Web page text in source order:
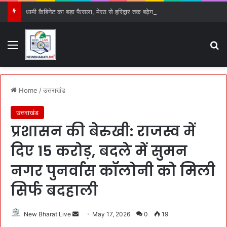
Menu
Home /उत्तराखंड
उत्तराखंड
प्रशासन की बेरुखी: राजस्व में
दिए 15 करोड़, बदले में सुमन
नगर पुनर्वास कॉलोनी को मिली
सिर्फ बदहाली
New Bharat Live May 17, 2026 0 19